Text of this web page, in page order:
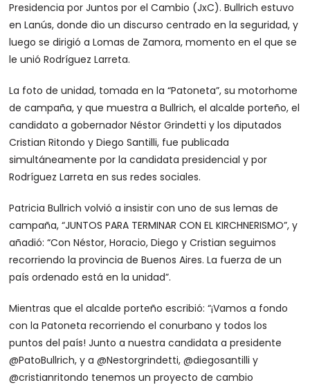
Presidencia por Juntos por el Cambio (JxC). Bullrich estuvo
en Lanús, donde dio un discurso centrado en la seguridad, y
luego se dirigió a Lomas de Zamora, momento en el que se
le unió Rodríguez Larreta.
La foto de unidad, tomada en la “Patoneta”, su motorhome
de campaña, y que muestra a Bullrich, el alcalde porteño, el
candidato a gobernador Néstor Grindetti y los diputados
Cristian Ritondo y Diego Santilli, fue publicada
simultáneamente por la candidata presidencial y por
Rodríguez Larreta en sus redes sociales.
Patricia Bullrich volvió a insistir con uno de sus lemas de
campaña, “JUNTOS PARA TERMINAR CON EL KIRCHNERISMO”, y
añadió: “Con Néstor, Horacio, Diego y Cristian seguimos
recorriendo la provincia de Buenos Aires. La fuerza de un
país ordenado está en la unidad”.
Mientras que el alcalde porteño escribió: “¡Vamos a fondo
con la Patoneta recorriendo el conurbano y todos los
puntos del país! Junto a nuestra candidata a presidente
@PatoBullrich, y a @Nestorgrindetti, @diegosantilli y
@cristianritondo tenemos un proyecto de cambio